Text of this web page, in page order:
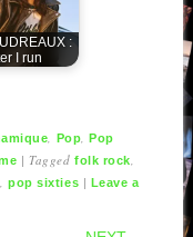
:
I run
Pop ,Pop
|Taggedfolk rock
,pop sixties | Leave a